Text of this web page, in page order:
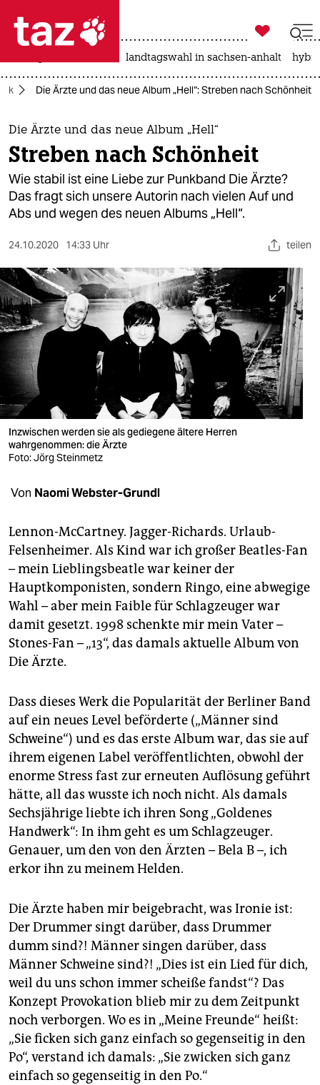
 taz zahl ich
taz zahl ich
themen
politik
öko
gesellschaft
sport
berlin
nord
wahrheit
verlag
verlag
shop
fragen & hilfe
unterstützen
abo
genossenschaft
epaper login

taz zahl ich
landtagswahl in sachsen-anhalt
Die Ärzte und das neue Album „Hell“: Streben nach Schönheit
Die Ärzte und das neue Album „Hell“
Streben nach Schönheit
Wie stabil ist eine Liebe zur Punkband Die Ärzte?
Das fragt sich unsere Autorin nach vielen Auf und
Abs und wegen des neuen Albums „Hell“.
24.10.2020 14:33 Uhr teilen
Inzwischen werden sie als gediegene ältere Herren
wahrgenommen: die Ärzte
Foto: Jörg Steinmetz
Von Naomi Webster-Grundl
Lennon-McCartney. Jagger-Richards. Urlaub-
Felsenheimer. Als Kind war ich großer Beatles-Fan
– mein Lieblingsbeatle war keiner der
Hauptkomponisten, sondern Ringo, eine abwegige
Wahl – aber mein Faible für Schlagzeuger war
damit gesetzt. 1998 schenkte mir mein Vater –
Stones-Fan – „13“, das damals aktuelle Album von
Die Ärzte.
Dass dieses Werk die Popularität der Berliner Band
auf ein neues Level beförderte („Männer sind
Schweine“) und es das erste Album war, das sie auf
ihrem eigenen Label veröffentlichten, obwohl der
enorme Stress fast zur erneuten Auflösung geführt
hätte, all das wusste ich noch nicht. Als damals
Sechsjährige liebte ich ihren Song „Goldenes
Handwerk“: In ihm geht es um Schlagzeuger.
Genauer, um den von den Ärzten – Bela B –, ich
erkor ihn zu meinem Helden.
Die Ärzte haben mir beigebracht, was Ironie ist:
Der Drummer singt darüber, dass Drummer
dumm sind?! Männer singen darüber, dass
Männer Schweine sind?! „Dies ist ein Lied für dich,
weil du uns schon immer scheiße fandst“? Das
Konzept Provokation blieb mir zu dem Zeitpunkt
noch verborgen. Wo es in „Meine Freunde“ heißt:
„Sie ficken sich ganz einfach so gegenseitig in den
Po“, verstand ich damals: „Sie zwicken sich ganz
einfach so gegenseitig in den Po.“